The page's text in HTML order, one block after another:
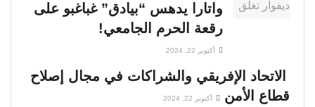
واتارا يدهس “بيادق” غباغبو على
رقعة الحرم الجامعي!
أكتوبر 22, 2024
الاتحاد الإفريقي والشراكات في مجال إصلاح
قطاع الأمن
أكتوبر 22, 2024